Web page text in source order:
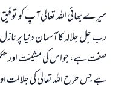
ميرے بھائي اللہ تعالى آپ كو
رب جل جلالہ كا آسمان دنيا پر
صفت ہے، جواس كي مشيئت اور
ہے جس طرح اللہ تعالى كي